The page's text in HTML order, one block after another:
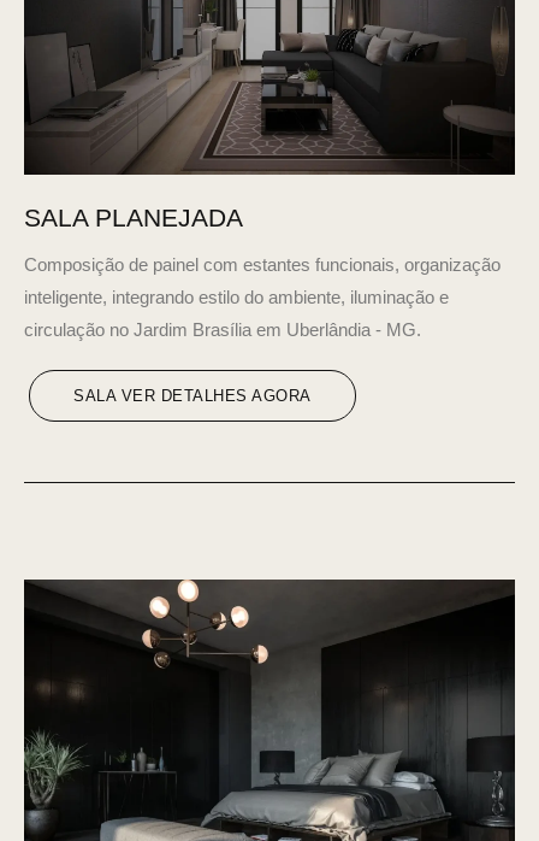
SALA PLANEJADA
Composição de painel com estantes funcionais, organização
inteligente, integrando estilo do ambiente, iluminação e
circulação no Jardim Brasília em Uberlândia - MG.
SALA VER DETALHES AGORA